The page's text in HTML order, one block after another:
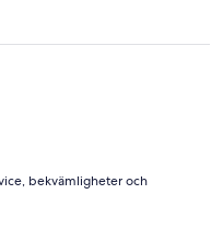
bekvämligheter och